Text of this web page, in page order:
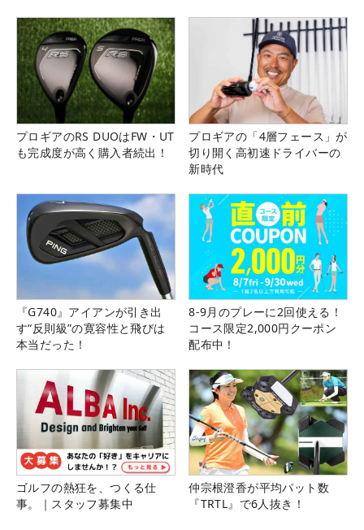
プロギアのRS DUOはFW・UT
も完成度が高く購入者続出！
プロギアの「4層フェース」が
切り開く高初速ドライバーの
新時代
『G740』アイアンが引き出
す“反則級”の寛容性と飛びは
本当だった！
8-9月のプレーに2回使える！
コース限定2,000円クーポン
配布中！
ゴルフの熱狂を、つくる仕
事。｜スタッフ募集中
仲宗根澄香が平均パット数
『TRTL』で6人抜き！